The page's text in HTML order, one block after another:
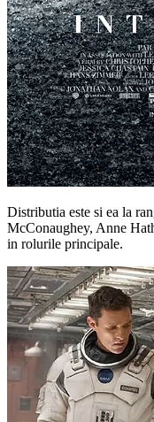
Distributia este si ea la
McConaughey, Anne
in rolurile principale.